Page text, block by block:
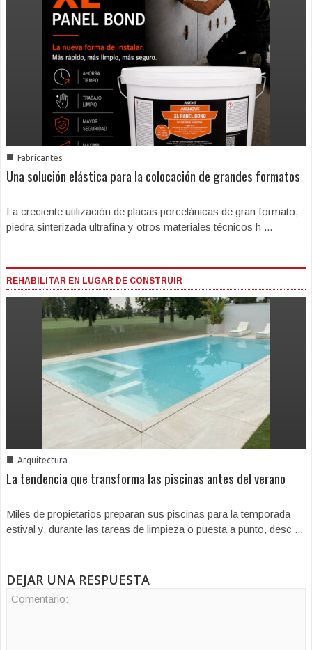
■ Fabricantes
Una solución elástica para la colocación de grandes formatos
La creciente utilización de placas porcelánicas de gran formato,
piedra sinterizada ultrafina y otros materiales técnicos h ...
REHABILITAR EN LUGAR DE CONSTRUIR
■ Arquitectura
La tendencia que transforma las piscinas antes del verano
Miles de propietarios preparan sus piscinas para la temporada
estival y, durante las tareas de limpieza o puesta a punto, desc ...
DEJAR UNA RESPUESTA